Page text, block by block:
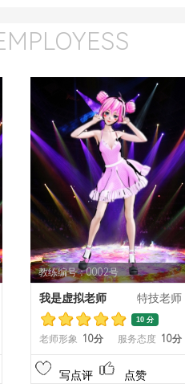
教练编号：0002号
我是虚拟老师 特技老师
10 分
老师形象 10分 服务态度 10分
写点评 点赞